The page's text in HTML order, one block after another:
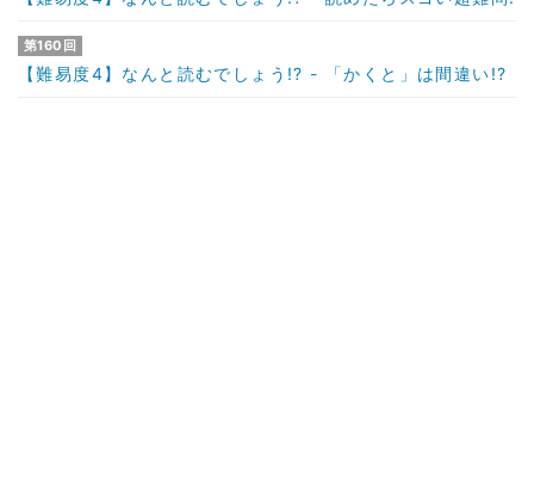
第160回
【難易度4】なんと読むでしょう!? - 「かくと」は間違い!?